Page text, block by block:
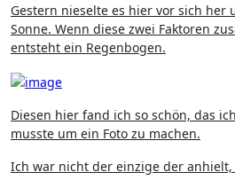
Gestern nieselte es hier vor sich her
Sonne. Wenn diese zwei Faktoren
entsteht ein Regenbogen.
Diesen hier fand ich so schön, das
musste um ein Foto zu machen.
Ich war nicht der einzige der